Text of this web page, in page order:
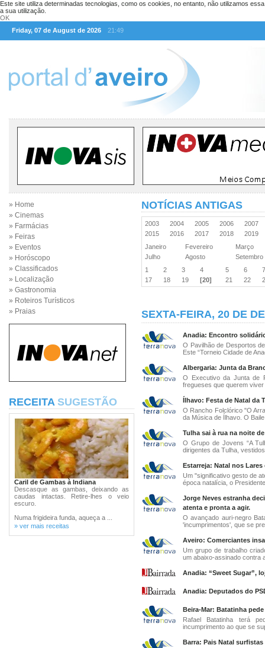
Este site utiliza determinadas tecnologias, como os cookies, no entanto, não utilizamos
a sua utilização.
OK
Friday, 07 de August de 2026
21:49
» Home
» Cinemas
» Farmácias
» Feiras
» Eventos
» Horóscopo
» Classificados
» Localização
» Gastronomia
» Roteiros Turísticos
» Praias
RECEITA SUGESTÃO
Caril de Gambas à Indiana
Descasque as gambas, deixando as
caudas intactas. Retire-lhes o veio
escuro.
Numa frigideira funda, aqueça a ...
» ver mais receitas
NOTÍCIAS ANTIGAS
2003 2004 2005 2006
2007
2015
2016 2017 2018
2019
Janeiro
Fevereiro
Março
Julho
Agosto
1
2 3 4 5 6
17
18 19 [20] 21 22
SEXTA-FEIRA, 20 DE
Anadia: Encontro
O Pavilhão de Desportos
Este “Torneio Cidade de
Albergaria: Junta da
O Executivo da Junta de
fregueses que querem
Ílhavo: Festa de Natal da
O Rancho Folclórico "O
da Música de Ílhavo. O
Tulha sai à rua na noite
O Grupo de Jovens “A
dirigentes da Tulha,
Estarreja: Natal nos Lares
Um "significativo gesto de
época natalícia, o
Jorge Neves estranha
atenta e pronta a agir.
O avançado auri-negro
'incumprimentos', que se
Aveiro: Comerciantes
Um grupo de trabalho
um abaixo-assinado contra
Anadia: “Sweet Sugar”,
Anadia: Deputados do
Beira-Mar: Batatinha
Rafael Batatinha terá
incumprimento ao que se
Barra: Pais Natal